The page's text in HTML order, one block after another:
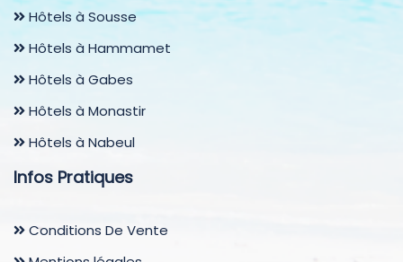
Hôtels à Sousse
Hôtels à Hammamet
Hôtels à Gabes
Hôtels à Monastir
Hôtels à Nabeul
Infos Pratiques
Conditions De Vente